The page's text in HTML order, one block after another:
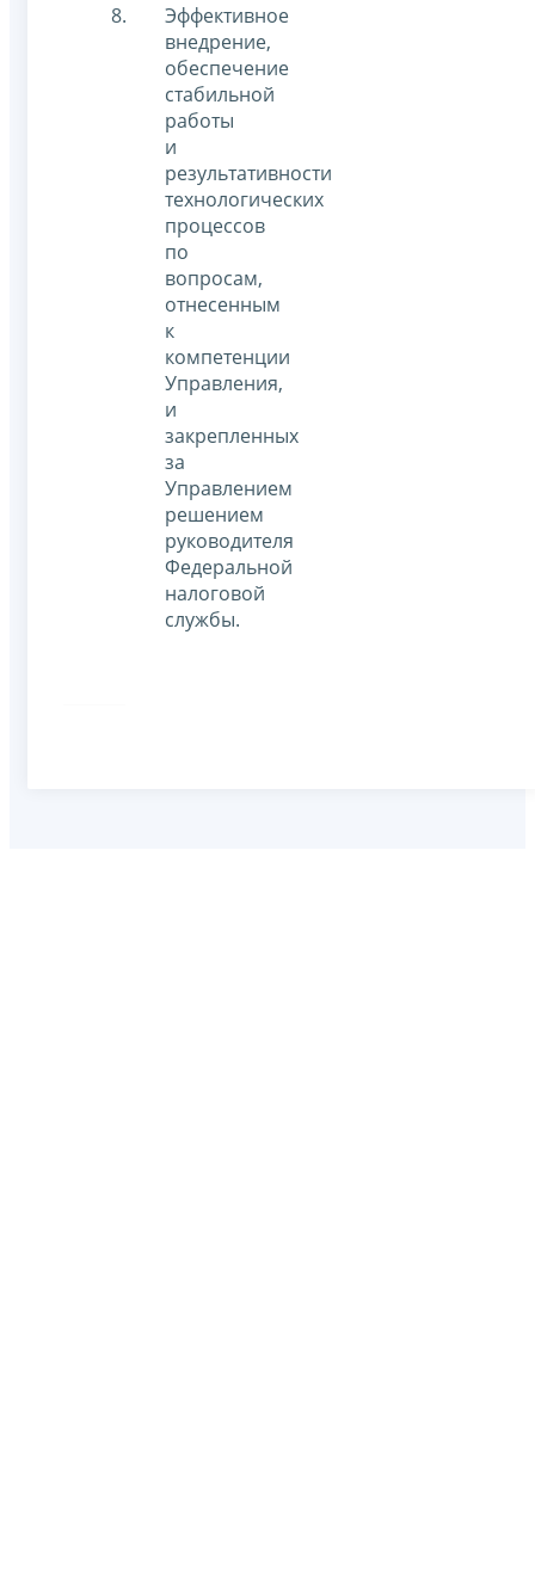
Эффективное
внедрение,
обеспечение
стабильной
работы
и
результативности
технологических
процессов
по
вопросам,
отнесенным
к
компетенции
Управления,
и
закрепленных
за
Управлением
решением
руководителя
Федеральной
налоговой
службы.